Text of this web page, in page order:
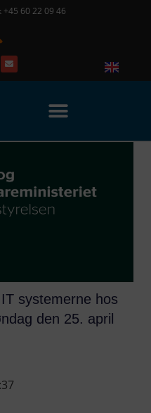
+45 60 22 09 46
systemerne hos
den 25. april